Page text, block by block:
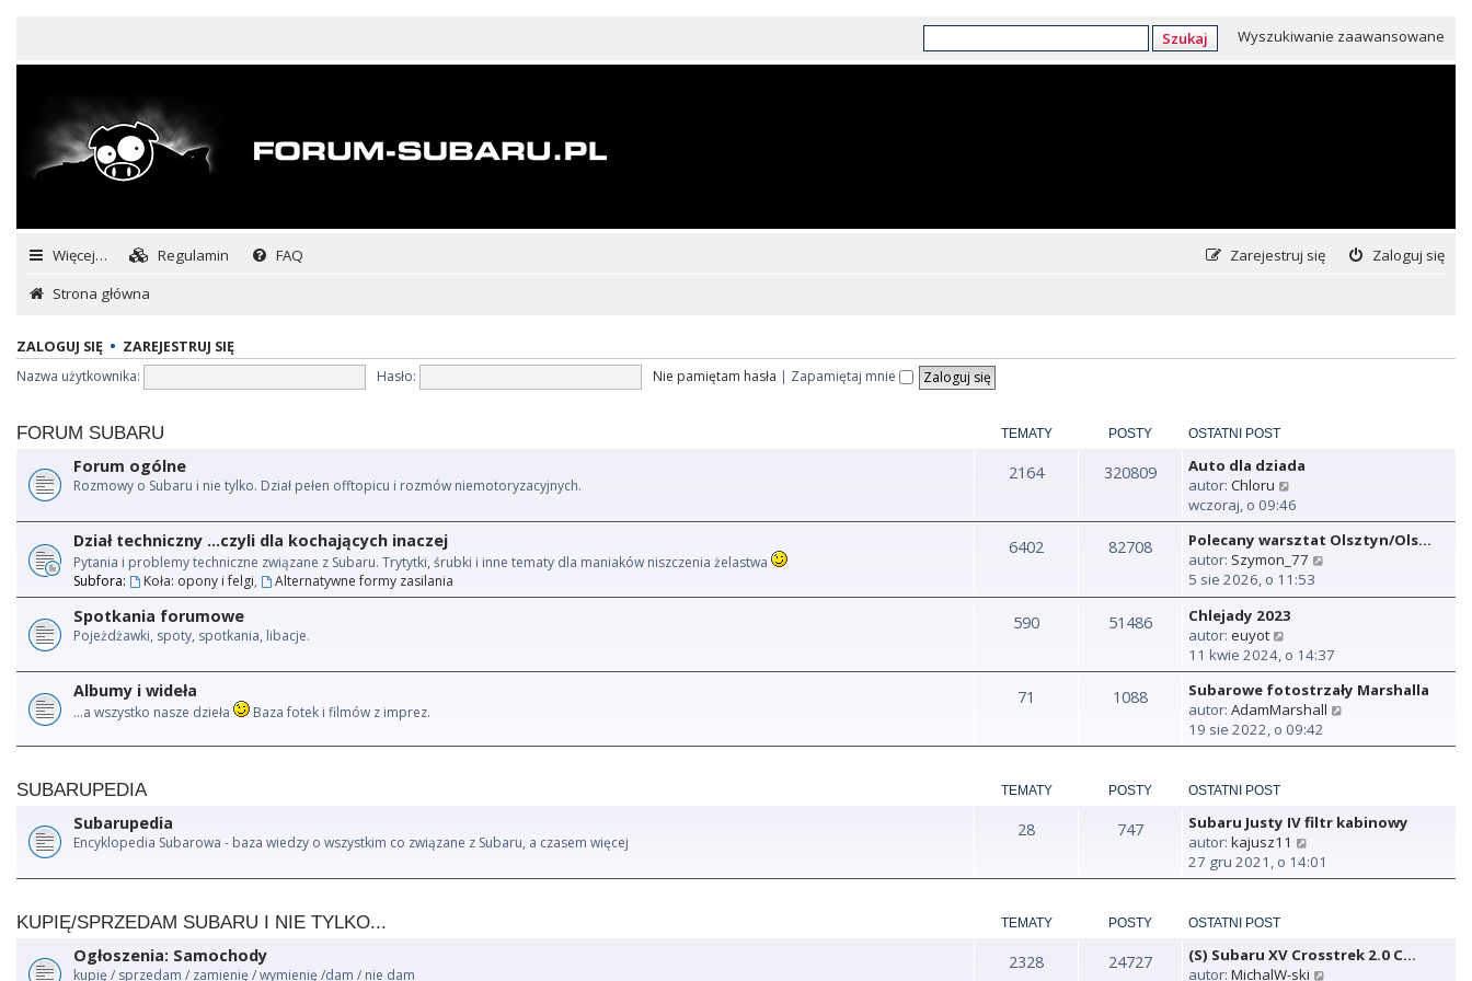
Szukaj Wyszukiwanie zaawansowane
Więcej… Regulamin FAQ Zaloguj się
Zarejestruj się
Strona główna
ZALOGUJ SIĘ • ZAREJESTRUJ SIĘ
Nazwa użytkownika:
Hasło: Nie pamiętam hasła | Zapamiętaj mnie
FORUM SUBARU TEMATY POSTY OSTATNI POST
Forum ogólne
Rozmowy o Subaru i nie tylko. Dział pełen offtopicu i rozmów niemotoryzacyjnych.
2164 320809
Auto dla dziada
autor: Chloru
y
ś
w
i
e
t
a
n
o
w
p
o
s
t
wczoraj, o 09:46
Dział techniczny ...czyli dla kochających inaczej
Pytania i problemy techniczne związane z Subaru. Trytytki, śrubki i inne tematy dla maniaków niszczenia żelastwa
Subfora:
Koła: opony i felgi, Alternatywne formy zasilania
6402 82708
Polecany warsztat Olsztyn/Ols…
autor: Szymon_77
ś
e
t
l
n
s
y
t
5 sie 2026, o 11:53
Spotkania forumowe
Pojeżdżawki, spoty, spotkania, libacje.
590 51486
Chlejady 2023
autor: euyot
y
ś
w
i
e
t
j
n
o
y
p
11 kwie 2024, o 14:37
Albumy i wideła
...a wszystko nasze dzieła Baza fotek i filmów z imprez.
71 1088
Subarowe fotostrzały Marshalla
autor: AdamMarshall
ś
t
a
w
19 sie 2022, o 09:42
SUBARUPEDIA TEMATY POSTY OSTATNI POST
Subarupedia
Encyklopedia Subarowa - baza wiedzy o wszystkim co związane z Subaru, a czasem więcej
28 747
Subaru Justy IV filtr kabinowy
autor: kajusz11
y
ś
t
27 gru 2021, o 14:01
KUPIĘ/SPRZEDAM SUBARU I NIE TYLKO... TEMATY POSTY OSTATNI POST
Ogłoszenia: Samochody
kupię / sprzedam / zamienię / wymienię /dam / nie dam
2328 24727
(S) Subaru XV Crosstrek 2.0 C…
autor: MichalW-ski